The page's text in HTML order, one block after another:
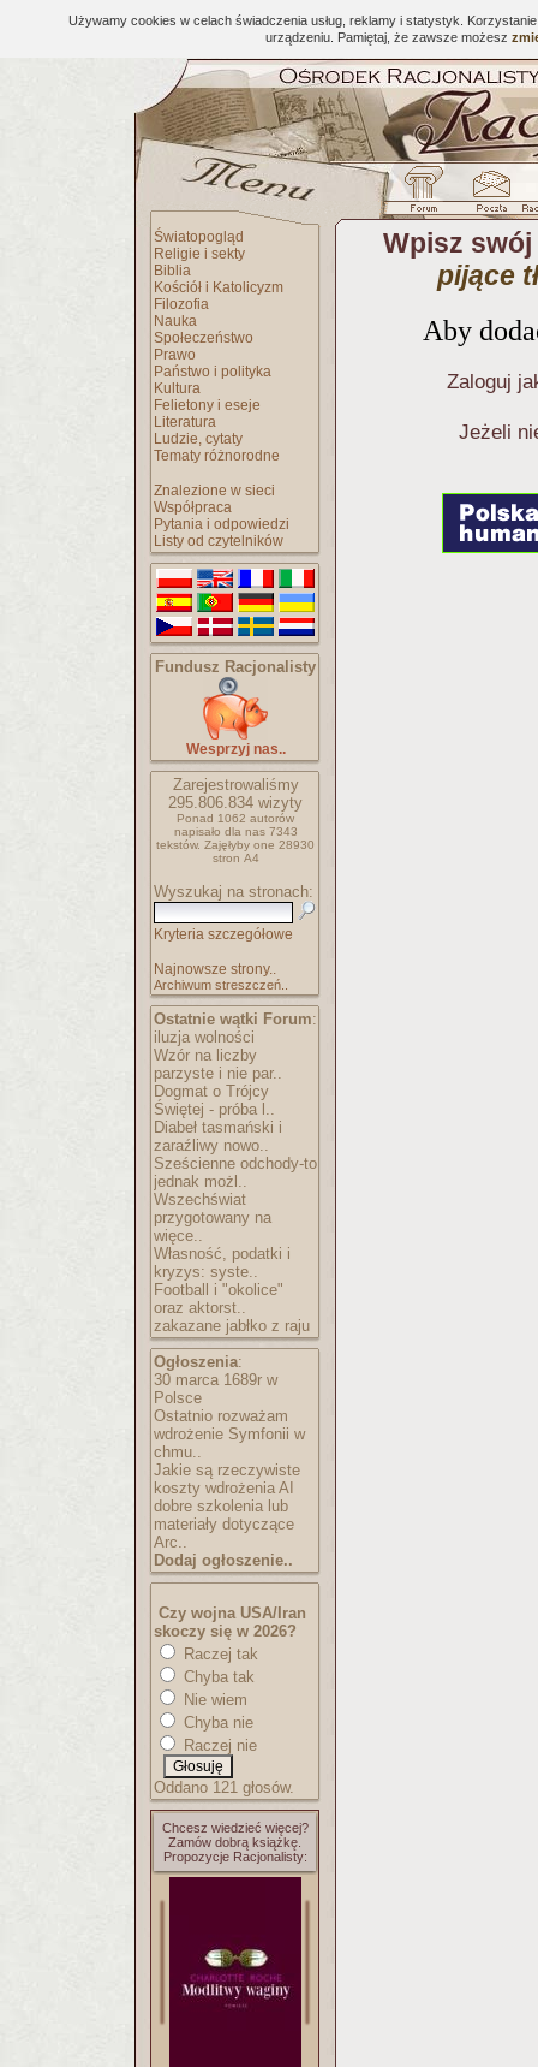
Używamy cookies w celach świadczenia usług, reklamy i statystyk.
urządzeniu. Pamiętaj, że zawsze możesz
Światopogląd
Religie i sekty
Biblia
Kościół i Katolicyzm
Filozofia
Nauka
Społeczeństwo
Prawo
Państwo i polityka
Kultura
Felietony i eseje
Literatura
Ludzie, cytaty
Tematy różnorodne
Znalezione w sieci
Współpraca
Pytania i odpowiedzi
Listy od czytelników
Fundusz Racjonalisty
Wesprzyj nas..
Zarejestrowaliśmy
295.806.834 wizyty
Ponad 1062 autorów
napisało dla nas 7343
tekstów. Zajęłyby one 28930
stron A4
Wyszukaj na stronach:
Kryteria szczegółowe
Najnowsze strony..
Archiwum streszczeń..
Ostatnie wątki Forum:
iluzja wolności
Wzór na liczby
parzyste i nie par..
Dogmat o Trójcy
Świętej - próba l..
Diabeł tasmański i
zaraźliwy nowo..
Sześcienne odchody-to
jednak możl..
Wszechświat
przygotowany na
więce..
Własność, podatki i
kryzys: syste..
Football i "okolice"
oraz aktorst..
zakazane jabłko z raju
Ogłoszenia:
30 marca 1689r w
Polsce
Ostatnio rozważam
wdrożenie Symfonii w
chmu..
Jakie są rzeczywiste
koszty wdrożenia AI
dobre szkolenia lub
materiały dotyczące
Arc..
Dodaj ogłoszenie..
Czy wojna USA/Iran
skoczy się w 2026?
Raczej tak
Chyba tak
Nie wiem
Chyba nie
Raczej nie
Oddano 121 głosów.
Chcesz wiedzieć więcej?
Zamów dobrą książkę.
Propozycje Racjonalisty:
Wpisz
pijące
Aby
Zaloguj
Jeżeli